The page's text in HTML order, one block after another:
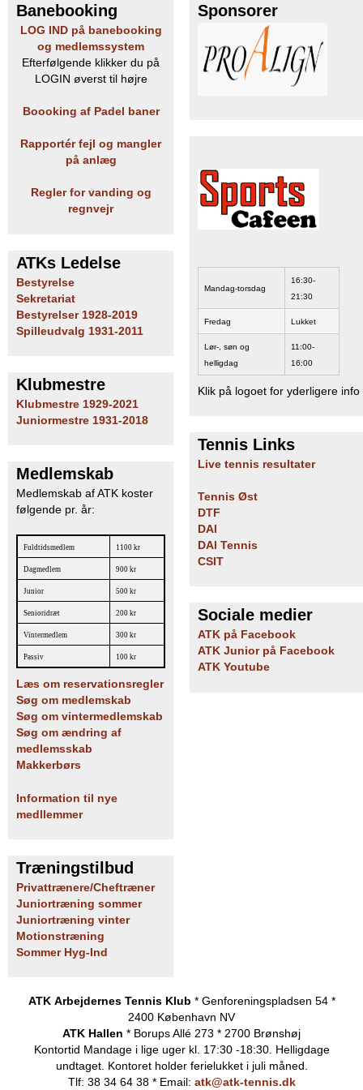
Banebooking
LOG IND på banebooking
og medlemssystem
Efterfølgende klikker du på
LOGIN øverst til højre
Boooking af Padel baner
Rapportér fejl og mangler
på anlæg
Regler for vanding og
regnvejr
ATKs Ledelse
Bestyrelse
Sekretariat
Bestyrelser 1928-2019
Spilleudvalg 1931-2011
Klubmestre
Klubmestre 1929-2021
Juniormestre 1931-2018
Medlemskab
Medlemskab af ATK koster
følgende pr. år:
Fuldtidsmedlem 1100 kr
Dagmedlem 900 kr
Junior 500 kr
Senioridræt 200 kr
Vintermedlem 300 kr
Passiv 100 kr
Læs om reservationsregler
Søg om medlemskab
Søg om vintermedlemskab
Søg om ændring af
medlemsskab
Makkerbørs
Information til nye
medllemmer
Træningstilbud
Privattrænere/Cheftræner
Juniortræning sommer
Juniortræning vinter
Motionstræning
Sommer Hyg-Ind
Sponsorer
Mandag-torsdag
16:30-
21:30
Fredag Lukket
Lør-, søn og
helligdag
11:00-
16:00
Klik på logoet for yderligere info
Tennis Links
Live tennis resultater
Tennis Øst
DTF
DAI
DAI Tennis
CSIT
Sociale medier
ATK på Facebook
ATK Junior på Facebook
ATK Youtube
ATK Arbejdernes Tennis Klub * Genforeningspladsen 54 *
2400 København NV
ATK Hallen * Borups Allé 273 * 2700 Brønshøj
Kontortid Mandage i lige uger kl. 17:30 -18:30. Helligdage
undtaget. Kontoret holder ferielukket i juli måned.
Tlf: 38 34 64 38 * Email: atk@atk-tennis.dk